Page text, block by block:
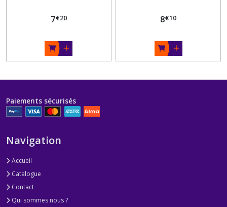
7€20 8€10
Paiements sécurisés
Navigation
Accueil
Catalogue
Contact
Qui sommes nous ?